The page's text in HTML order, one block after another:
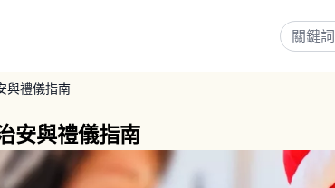
與禮儀指南
安與禮儀指南